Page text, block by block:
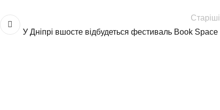
Старіші
У Дніпрі вшосте відбудеться фестиваль Book Space